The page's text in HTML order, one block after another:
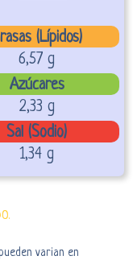
(Lípidos)
6,57 g
Azúcares
2,33 g
Sal (Sodio)
1,34 g
varian en